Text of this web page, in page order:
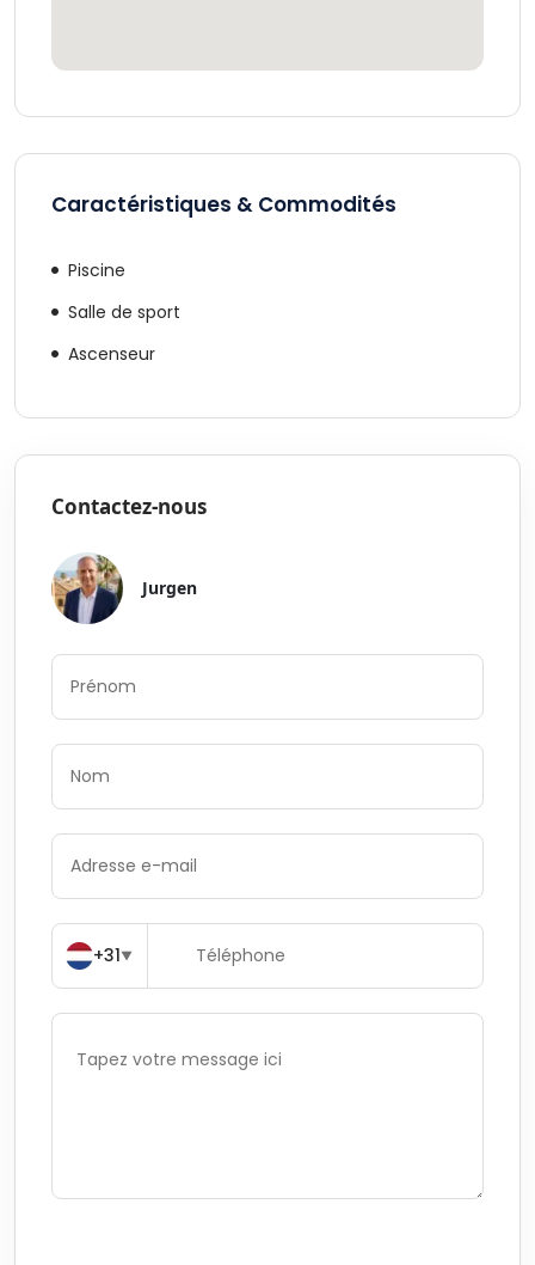
Caractéristiques & Commodités
Piscine
Salle de sport
Ascenseur
Contactez-nous
Jurgen
+31▼